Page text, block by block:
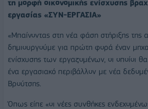
τη μορφή οικονομικής ενίσχυσης
εργασίας «ΣΥΝ-ΕΡΓΑΣΙΑ»
«Μπαίνοντας στη νέα φάση στήριξης της
δημιουργούμε για πρώτη φορά έναν
ενίσχυσης των εργαζομένων, οι οποίοι
ένα εργασιακό περιβάλλον με νέα
Βρούτσης.
Όπως είπε «οι νέες συνθήκες